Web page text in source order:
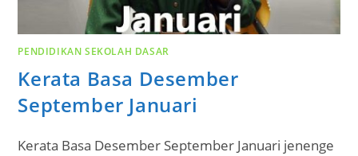
PENDIDIKAN SEKOLAH DASAR
Kerata Basa Desember
September Januari
Kerata Basa Desember September Januari jenenge